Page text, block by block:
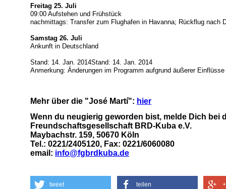
Freitag 25. Juli
09:00 Aufstehen und Frühstück
nachmittags: Transfer zum Flughafen in Havanna; Rückflug nach
Samstag 26. Juli
Ankunft in Deutschland
Stand: 14. Jan. 2014Stand: 14. Jan. 2014
Anmerkung: Änderungen im Programm aufgrund äußerer
Mehr über die "José Martí": hier
Wenn du neugierig geworden bist, melde Dich bei
Freundschaftsgesellschaft BRD-Kuba e.V.
Maybachstr. 159, 50670 Köln
Tel.: 0221/2405120, Fax: 0221/6060080
email: info@fgbrdkuba.de
tweet teilen